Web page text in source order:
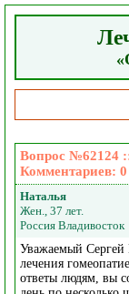
Вопрос №62124
Комментариев: 0
Наталья
Жен., 37 лет.
Россия Владивосток
Уважаемый
лечения
ответы людям, вы